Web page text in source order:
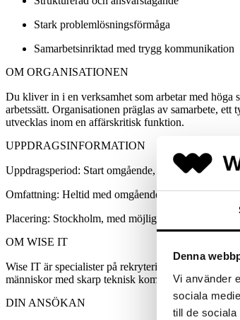
Denna
Vi använder
sociala
till de
Stark problemlösningsförmåga
Samarbetsinriktad med trygg kommunikation
OM ORGANISATIONEN
Du kliver in i en verksamhet som arbetar med höga
arbetssätt. Organisationen präglas av samarbete,
utvecklas inom en affärskritisk funktion.
UPPDRAGSINFORMATION
Uppdragsperiod: Start omgående, initialt 6 månader
Omfattning: Heltid med omgående tillsättning
Placering: Stockholm, med möjlighet till hybridarbete
OM WISE IT
Wise IT är specialister på rekrytering,
människor med skarp teknisk kompetens och
DIN ANSÖKAN